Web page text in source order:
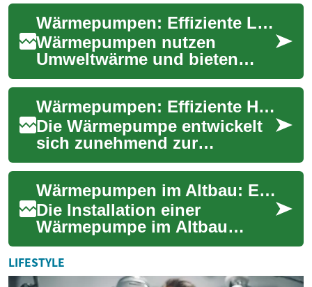
Deutschland. Sie nutzen
Umweltwärme aus L...
Wärmepumpen: Effiziente Lösung für Alt- und Neubauten
Wärmepumpen nutzen
Umweltwärme und bieten
eine nachhaltige Alternative
zu herkömmlichen
Heizsystemen. Besonders bei
S...
Wärmepumpen: Effiziente Heiztechnologie für Altbau und Neubau
Die Wärmepumpe entwickelt
sich zunehmend zur
wichtigsten
Heizungstechnologie der
Zukunft. Sie nutzt
Umweltwärme aus L...
Wärmepumpen im Altbau: Effiziente Heizlösung für die energetische Sanierung
Die Installation einer
Wärmepumpe im Altbau
gewinnt zunehmend an
Bedeutung für Hausbesitzer,
die ihre Heizungsanlage ...
LIFESTYLE